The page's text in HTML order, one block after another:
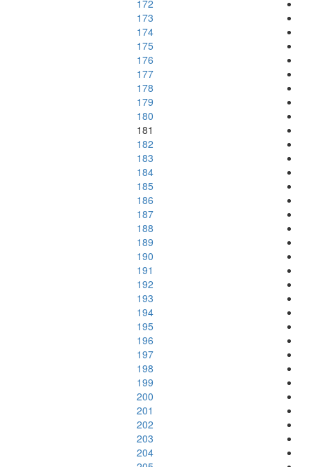
172
173
174
175
176
177
178
179
180
181
182
183
184
185
186
187
188
189
190
191
192
193
194
195
196
197
198
199
200
201
202
203
204